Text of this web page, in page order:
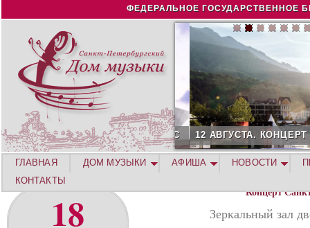
Jump to navigation
ФЕДЕРАЛЬНОЕ ГОСУДАРСТВЕННОЕ
12 АВГУСТА. КОНЦЕРТ
18 Концерт
Зеркальный зал
ГЛАВНАЯ ДОМ МУЗЫКИ АФИША НОВОСТИ
КОНТАКТЫ